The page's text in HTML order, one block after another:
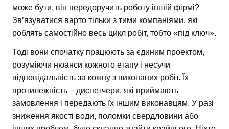
може бути, він передоручить роботу іншій фірмі?
Зв’язуватися варто тільки з тими компаніями, які
роблять самостійно весь цикл робіт, тобто «під ключ».
Тоді вони спочатку працюють за єдиним проектом,
розуміючи нюанси кожного етапу і несучи
відповідальність за кожну з виконаних робіт. Їх
протилежність – диспетчери, які приймають
замовлення і передають їх іншим виконавцям. У разі
зниження якості води, поломки свердловини або